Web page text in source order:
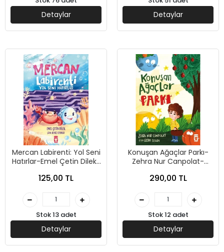
Detaylar Detaylar
Mercan Labirenti: Yol Seni
Hatırlar-Emel Çetin Dilek-
125,00 TL
Stok 13 adet
Detaylar
Konuşan Ağaçlar Parkı-
Zehra Nur Canpolat-
290,00 TL
Stok 12 adet
Detaylar